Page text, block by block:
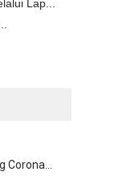
Lap...